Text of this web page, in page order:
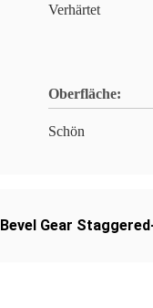
Verhärtet
Oberfläche:
Schön
Bevel Gear